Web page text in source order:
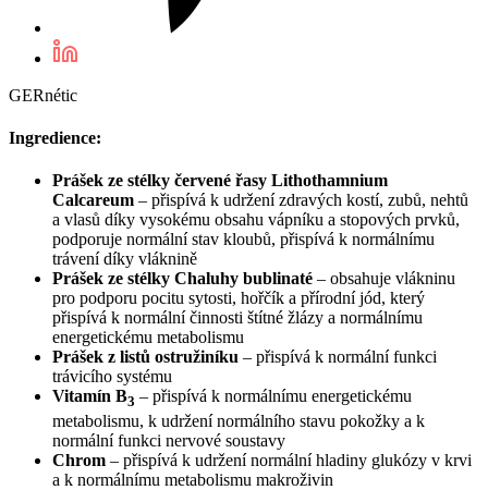
GERnétic
Ingredience:
Prášek ze stélky červené řasy Lithothamnium
Calcareum – přispívá k udržení zdravých kostí, zubů, nehtů
a vlasů díky vysokému obsahu vápníku a stopových prvků,
podporuje normální stav kloubů, přispívá k normálnímu
trávení díky vláknině
Prášek ze stélky Chaluhy bublinaté – obsahuje vlákninu
pro podporu pocitu sytosti, hořčík a přírodní jód, který
přispívá k normální činnosti štítné žlázy a normálnímu
energetickému metabolismu
Prášek z listů ostružiníku – přispívá k normální funkci
trávicího systému
Vitamín B3 – přispívá k normálnímu energetickému
metabolismu, k udržení normálního stavu pokožky a k
normální funkci nervové soustavy
Chrom – přispívá k udržení normální hladiny glukózy v krvi
a k normálnímu metabolismu makroživin